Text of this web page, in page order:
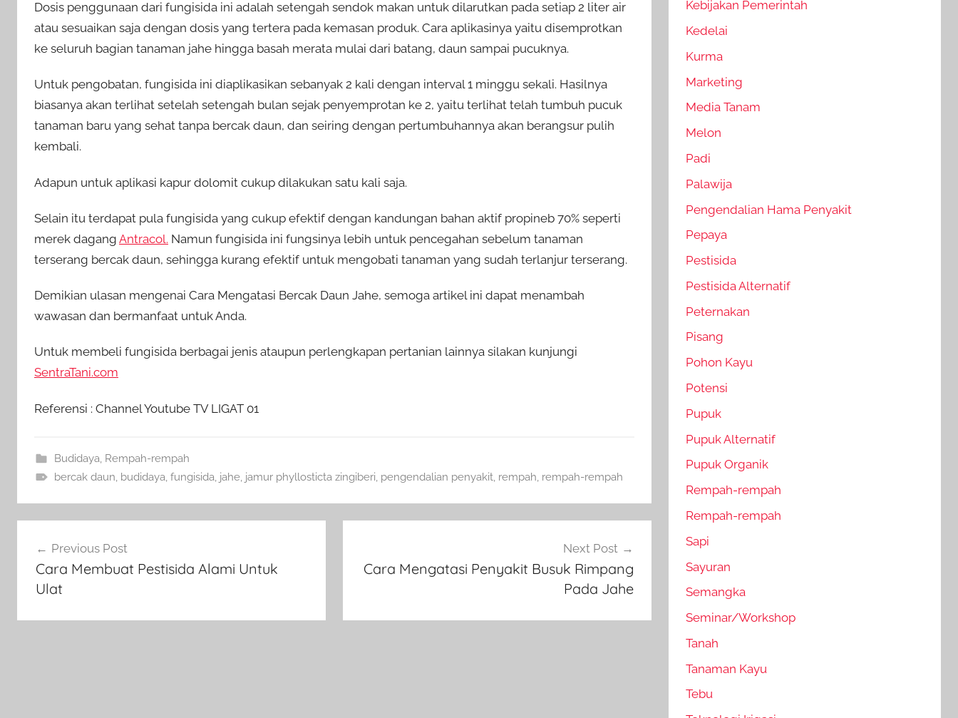
Dosis penggunaan dari fungisida ini adalah setengah sendok makan untuk dilarutkan pada setiap 2 liter air
atau sesuaikan saja dengan dosis yang tertera pada kemasan produk. Cara aplikasinya yaitu disemprotkan
ke seluruh bagian tanaman jahe hingga basah merata mulai dari batang, daun sampai pucuknya.
Untuk pengobatan, fungisida ini diaplikasikan sebanyak 2 kali dengan interval 1 minggu sekali. Hasilnya
biasanya akan terlihat setelah setengah bulan sejak penyemprotan ke 2, yaitu terlihat telah tumbuh pucuk
tanaman baru yang sehat tanpa bercak daun, dan seiring dengan pertumbuhannya akan berangsur pulih
kembali.
Adapun untuk aplikasi kapur dolomit cukup dilakukan satu kali saja.
Selain itu terdapat pula fungisida yang cukup efektif dengan kandungan bahan aktif propineb 70% seperti
merek dagang Antracol. Namun fungisida ini fungsinya lebih untuk pencegahan sebelum tanaman
terserang bercak daun, sehingga kurang efektif untuk mengobati tanaman yang sudah terlanjur terserang.
Demikian ulasan mengenai Cara Mengatasi Bercak Daun Jahe, semoga artikel ini dapat menambah
wawasan dan bermanfaat untuk Anda.
Untuk membeli fungisida berbagai jenis ataupun perlengkapan pertanian lainnya silakan kunjungi
SentraTani.com
Referensi : Channel Youtube TV LIGAT 01
Budidaya, Rempah-rempah
bercak daun, budidaya, fungisida, jahe, jamur phyllosticta zingiberi, pengendalian penyakit, rempah, rempah-rempah
pos Previous Post
Cara Membuat Pestisida Alami Untuk
Ulat
Next Post
Cara Mengatasi Penyakit Busuk Rimpang
Pada Jahe
Kebijakan Pemerintah
Kedelai
Kurma
Marketing
Media Tanam
Melon
Padi
Palawija
Pengendalian Hama Penyakit
Pepaya
Pestisida
Pestisida Alternatif
Peternakan
Pisang
Pohon Kayu
Potensi
Pupuk
Pupuk Alternatif
Pupuk Organik
Rempah-rempah
Rempah-rempah
Sapi
Sayuran
Semangka
Seminar/Workshop
Tanah
Tanaman Kayu
Tebu